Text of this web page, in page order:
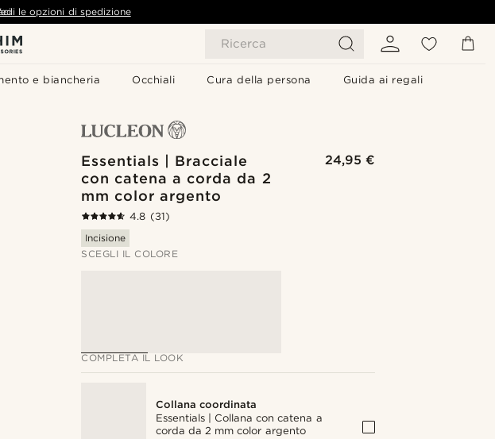
Ricerca
e biancheria Occhiali Cura della persona Guida ai regali
le opzioni di spedizione
Essentials | Bracciale
con catena a corda da 2
mm color argento
24,95 €
4.8 (31)
Incisione
SCEGLI IL COLORE
COMPLETA IL LOOK
Collana coordinata
Essentials | Collana con catena a
corda da 2 mm color argento